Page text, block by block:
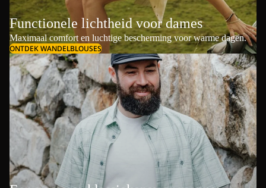
Functionele lichtheid voor dames
Maximaal comfort en luchtige bescherming voor warme dagen.
ONTDEK WANDELBLOUSES